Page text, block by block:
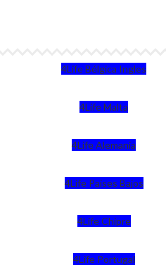
4Life Bélgica Ingles
4Life Malta
4Life Alemania
4Life Paises Bajos
4Life Chipre
4Life Portugal